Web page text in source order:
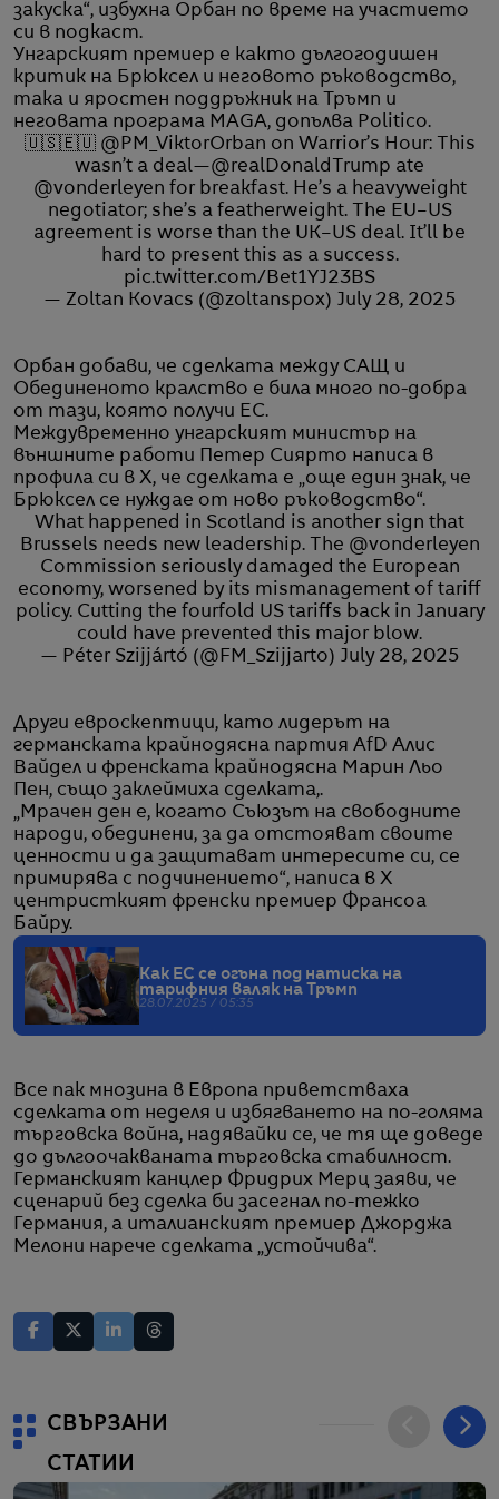
закуска“, избухна Орбан по време на участието
си в подкаст.
Унгарският премиер е както дългогодишен
критик на Брюксел и неговото ръководство,
така и яростен поддръжник на Тръмп и
неговата програма MAGA, допълва Politico.
🇺🇸🇪🇺 @PM_ViktorOrban on Warrior’s Hour: This
wasn’t a deal—@realDonaldTrump ate
@vonderleyen for breakfast. He’s a heavyweight
negotiator; she’s a featherweight. The EU–US
agreement is worse than the UK–US deal. It’ll be
hard to present this as a success.
pic.twitter.com/Bet1YJ23BS
— Zoltan Kovacs (@zoltanspox) July 28, 2025
Орбан добави, че сделката между САЩ и
Обединеното кралство е била много по-добра
от тази, която получи ЕС.
Междувременно унгарският министър на
външните работи Петер Сиярто написа в
профила си в X, че сделката е „още един знак, че
Брюксел се нуждае от ново ръководство“.
What happened in Scotland is another sign that
Brussels needs new leadership. The @vonderleyen
Commission seriously damaged the European
economy, worsened by its mismanagement of tariff
policy. Cutting the fourfold US tariffs back in January
could have prevented this major blow.
— Péter Szijjártó (@FM_Szijjarto) July 28, 2025
Други евроскептици, като лидерът на
германската крайнодясна партия AfD Алис
Вайдел и френската крайнодясна Марин Льо
Пен, също заклеймиха сделката,.
„Мрачен ден е, когато Съюзът на свободните
народи, обединени, за да отстояват своите
ценности и да защитават интересите си, се
примирява с подчинението“, написа в X
центристкият френски премиер Франсоа
Байру.
Как ЕС се огъна под натиска на
тарифния валяк на Тръмп
28.07.2025 / 05:35
Все пак мнозина в Европа приветстваха
сделката от неделя и избягването на по-голяма
търговска война, надявайки се, че тя ще доведе
до дългоочакваната търговска стабилност.
Германският канцлер Фридрих Мерц заяви, че
сценарий без сделка би засегнал по-тежко
Германия, а италианският премиер Джорджа
Мелони нарече сделката „устойчива“.
СВЪРЗАНИ
СТАТИИ